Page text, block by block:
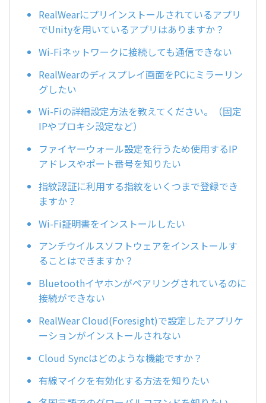
RealWearにプリインストールされているアプリ
でUnityを用いているアプリはありますか？
Wi-Fiネットワークに接続しても通信できない
RealWearのディスプレイ画面をPCにミラーリン
グしたい
Wi-Fiの詳細設定方法を教えてください。（固定
IPやプロキシ設定など）
ファイヤーウォール設定を行うため使用するIP
アドレスやポート番号を知りたい
指紋認証に利用する指紋をいくつまで登録でき
ますか？
Wi-Fi証明書をインストールしたい
アンチウイルスソフトウェアをインストールす
ることはできますか？
Bluetoothイヤホンがペアリングされているのに
接続ができない
RealWear Cloud(Foresight)で設定したアプリケ
ーションがインストールされない
Cloud Syncはどのような機能ですか？
有線マイクを有効化する方法を知りたい